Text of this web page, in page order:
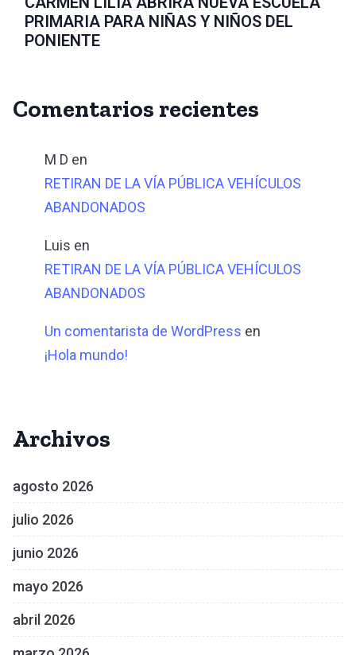
PRIMARIA PARA NIÑAS Y NIÑOS DEL
PONIENTE
Comentarios recientes
M D en
RETIRAN DE LA VÍA PÚBLICA VEHÍCULOS
ABANDONADOS
Luis en
RETIRAN DE LA VÍA PÚBLICA VEHÍCULOS
ABANDONADOS
Un comentarista de WordPress en
¡Hola mundo!
Archivos
agosto 2026
julio 2026
junio 2026
mayo 2026
abril 2026